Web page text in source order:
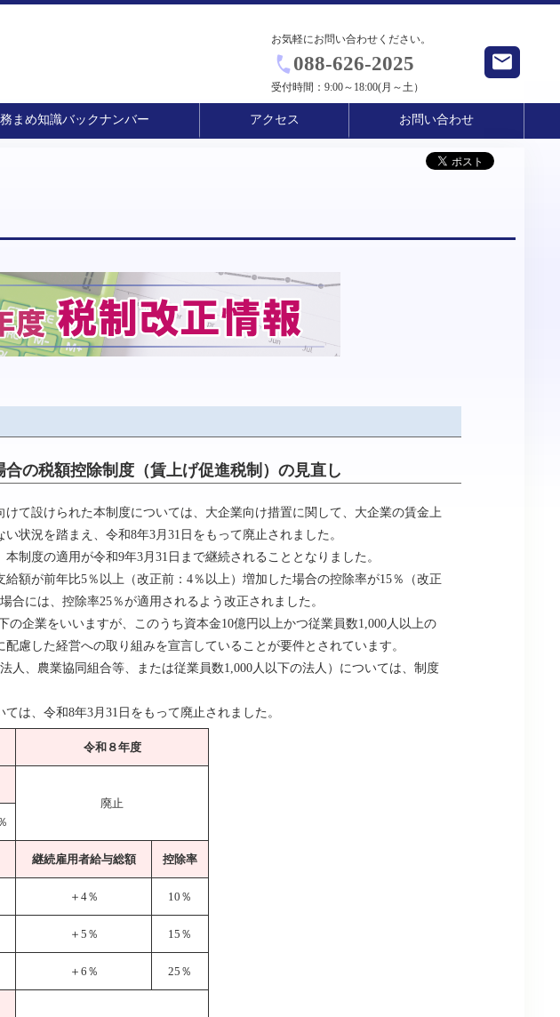
お気軽にお問い合わせください。
088-626-2025
受付時間： 9:00～18:00(月～土）
まめ知識バックナンバー アクセス お問い合わせ
の税額控除制度（賃上げ促進税制）の見直し
て設けられた本制度については、大企業向け措置に関して、大企業の賃金上
状況を踏まえ、令和8年3月31日をもって廃止されました。
制度の適用が令和9年3月31日まで継続されることとなりました。
額が前年比5％以上（改正前：4％以上）増加した場合の控除率が15％（改正
合には、控除率25％が適用されるよう改正されました。
企業をいいますが、このうち資本金10億円以上かつ従業員数1,000人以上の
慮した経営への取り組みを宣言していることが要件とされています。
人、農業協同組合等、または従業員数1,000人以下の法人）については、制度
は、令和8年3月31日をもって廃止されました。
令和８年度
廃止
継続雇用者給与総額 控除率
＋4％ 10％
＋5％ 15％
＋6％ 25％